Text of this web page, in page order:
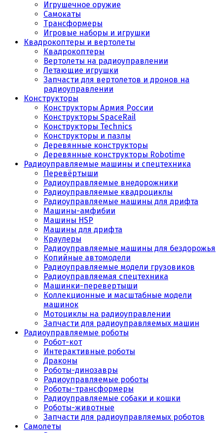
Игрушечное оружие
Самокаты
Трансформеры
Игровые наборы и игрушки
Квадрокоптеры и вертолеты
Квадрокоптеры
Вертолеты на радиоуправлении
Летающие игрушки
Запчасти для вертолетов и дронов на
радиоуправлении
Конструкторы
Конструкторы Армия России
Конструкторы SpaceRail
Конструкторы Technics
Конструкторы и пазлы
Деревянные конструкторы
Деревянные конструкторы Robotime
Радиоуправляемые машины и спецтехника
Перевёртыши
Радиоуправляемые внедорожники
Радиоуправляемые квадроциклы
Радиоуправляемые машины для дрифта
Машины-амфибии
Машины HSP
Машины для дрифта
Краулеры
Радиоуправляемые машины для бездорожья
Копийные автомодели
Радиоуправляемые модели грузовиков
Радиоуправляемая спецтехника
Машинки-перевертыши
Коллекционные и масштабные модели
машинок
Мотоциклы на радиоуправлении
Запчасти для радиоуправляемых машин
Радиоуправляемые роботы
Робот-кот
Интерактивные роботы
Драконы
Роботы-динозавры
Радиоуправляемые роботы
Роботы-трансформеры
Радиоуправляемые собаки и кошки
Роботы-животные
Запчасти для радиоуправляемых роботов
Самолеты